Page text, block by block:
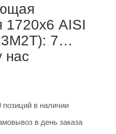
1720х6 AISI
7
нас
в наличии
в день заказа